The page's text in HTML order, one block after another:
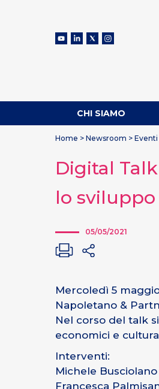
CHI SIAMO
Home > Newsroom > Eventi
Digital
lo sviluppo
05/05/2021
Mercoledì 5
Napoletano &
Nel corso del talk
economici e
Interventi:
Michele
Francesca